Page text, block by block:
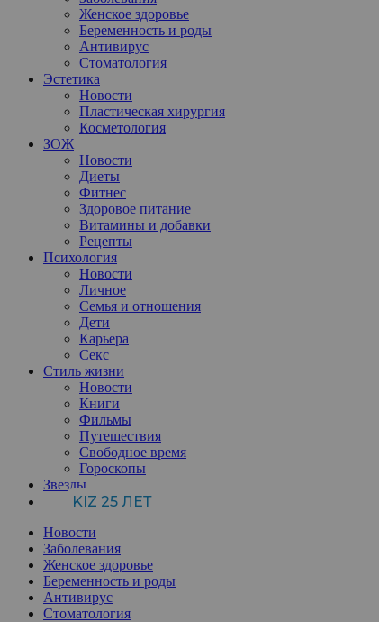
Женское здоровье
Беременность и роды
Антивирус
Стоматология
Эстетика
Новости
Пластическая хирургия
Косметология
ЗОЖ
Новости
Диеты
Фитнес
Здоровое питание
Витамины и добавки
Рецепты
Психология
Новости
Личное
Семья и отношения
Дети
Карьера
Секс
Стиль жизни
Новости
Книги
Фильмы
Путешествия
Свободное время
Гороскопы
Звезды
KIZ 25 ЛЕТ
Новости
Заболевания
Женское здоровье
Беременность и роды
Антивирус
Стоматология